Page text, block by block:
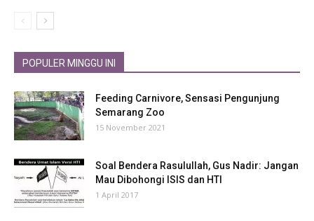
POPULER MINGGU INI
Feeding Carnivore, Sensasi Pengunjung
Semarang Zoo
15 November 2021
Soal Bendera Rasulullah, Gus Nadir: Jangan
Mau Dibohongi ISIS dan HTI
1 April 2017